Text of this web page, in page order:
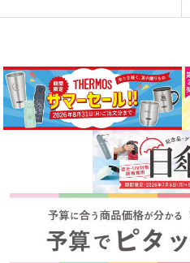
事、個人予定を分けて書き込めて便利。
です。